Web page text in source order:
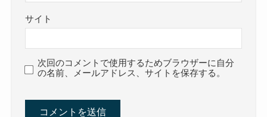
サイト
次回のコメントで使用するためブラウザーに自分
の名前、メールアドレス、サイトを保存する。